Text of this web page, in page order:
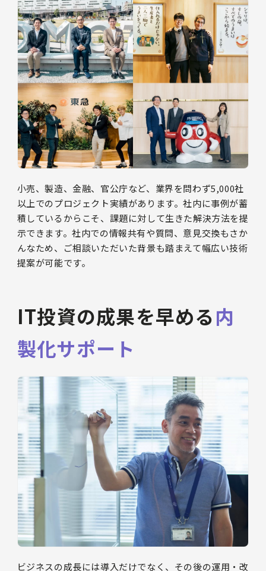
小売、製造、金融、官公庁など、業界を問わず5,000社
以上でのプロジェクト実績があります。社内に事例が蓄
積しているからこそ、課題に対して生きた解決方法を提
示できます。社内での情報共有や質問、意見交換もさか
んなため、ご相談いただいた背景も踏まえて幅広い技術
提案が可能です。
IT投資の成果を早める内
製化サポート
ビジネスの成長には導入だけでなく、その後の運用・改